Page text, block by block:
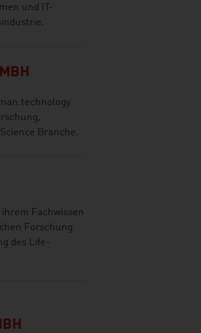
und IT-
Branche.
Fachwissen
Forschung
des Life-